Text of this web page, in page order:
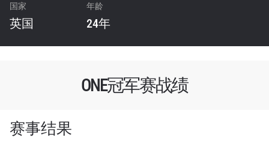
国家
英国
年龄
24年
ONE冠军赛战绩
赛事结果